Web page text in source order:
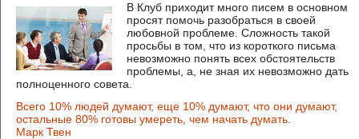
В Клуб приходит много писем в основном
просят помочь разобраться в своей
любовной проблеме. Сложность такой
просьбы в том, что из короткого письма
невозможно понять всех обстоятельств
проблемы, а, не зная их невозможно дать
полноценного совета.
Всего 10% людей думают, еще 10% думают, что они думают,
остальные 80% готовы умереть, чем начать думать.
Марк Твен